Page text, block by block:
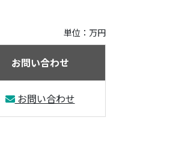
単位：万円
お問い合わせ
お問い合わせ